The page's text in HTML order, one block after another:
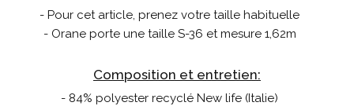
- Pour cet article, prenez votre taille habituelle
- Orane porte une taille S-36 et mesure 1,62m
Composition et entretien:
- 84% polyester recyclé New life (Italie)